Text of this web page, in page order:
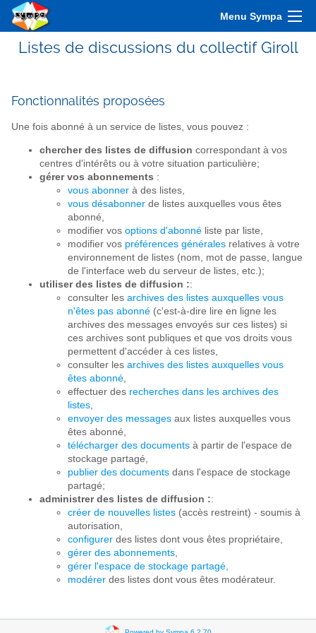
Menu Sympa
Listes de discussions du collectif Giroll
Fonctionnalités proposées
Une fois abonné à un service de listes, vous pouvez :
chercher des listes de diffusion correspondant à vos
centres d'intérêts ou à votre situation particulière;
gérer vos abonnements :
vous abonner à des listes,
vous désabonner de listes auxquelles vous êtes
abonné,
modifier vos options d'abonné liste par liste,
modifier vos préférences générales relatives à votre
environnement de listes (nom, mot de passe, langue
de l'interface web du serveur de listes, etc.);
utiliser des listes de diffusion ::
consulter les archives des listes auxquelles vous
n'êtes pas abonné (c'est-à-dire lire en ligne les
archives des messages envoyés sur ces listes) si
ces archives sont publiques et que vos droits vous
permettent d'accéder à ces listes,
consulter les archives des listes auxquelles vous
êtes abonné,
effectuer des recherches dans les archives des
listes,
envoyer des messages aux listes auxquelles vous
êtes abonné,
télécharger des documents à partir de l'espace de
stockage partagé,
publier des documents dans l'espace de stockage
partagé;
administrer des listes de diffusion ::
créer de nouvelles listes (accès restreint) - soumis à
autorisation,
configurer des listes dont vous êtes propriétaire,
gérer des abonnements,
gérer l'espace de stockage partagé,
modérer des listes dont vous êtes modérateur.